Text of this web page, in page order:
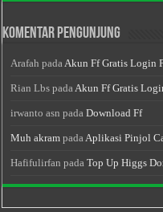
Komentar Pengunjung
Arafah padaAkun Ff Gratis Login
Rian Lbs padaAkun Ff Gratis
irwanto asn padaDownload Ff
Muh akram padaAplikasi Pinjol
Hafifulirfan padaTop Up Higgs